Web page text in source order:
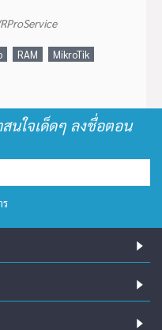
RAM
MikroTik
นใจเด็ดๆ ลงชื่อตอน